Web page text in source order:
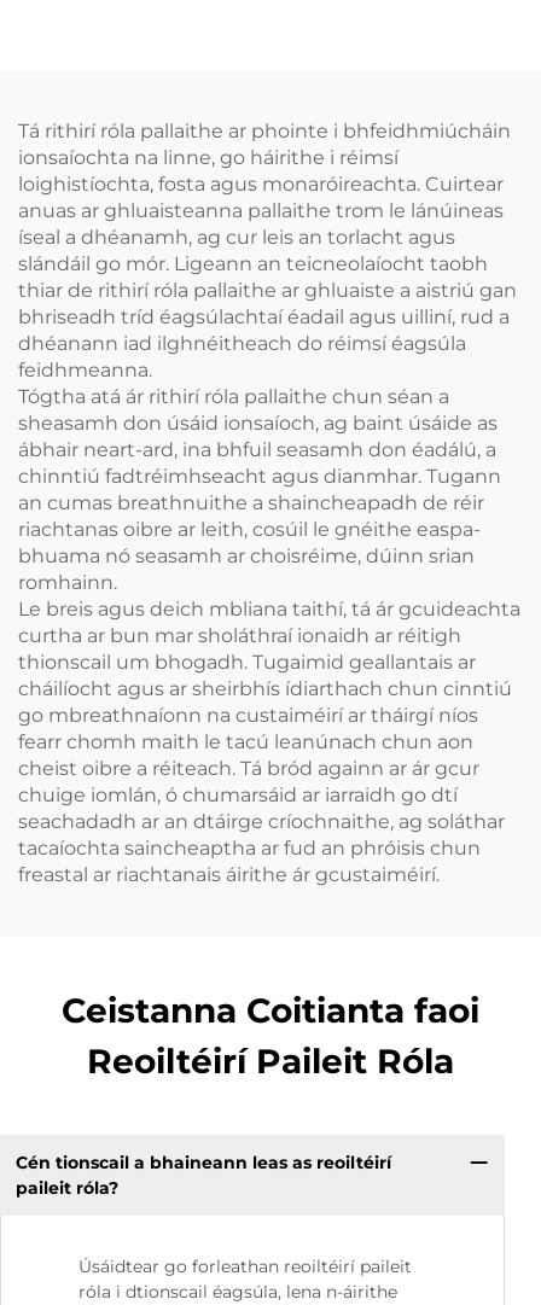
Tá rithirí róla pallaithe ar phointe i bhfeidhmiúcháin
ionsaíochta na linne, go háirithe i réimsí
loighistíochta, fosta agus monaróireachta. Cuirtear
anuas ar ghluaisteanna pallaithe trom le lánúineas
íseal a dhéanamh, ag cur leis an torlacht agus
slándáil go mór. Ligeann an teicneolaíocht taobh
thiar de rithirí róla pallaithe ar ghluaiste a aistriú gan
bhriseadh tríd éagsúlachtaí éadail agus uilliní, rud a
dhéanann iad ilghnéitheach do réimsí éagsúla
feidhmeanna.
Tógtha atá ár rithirí róla pallaithe chun séan a
sheasamh don úsáid ionsaíoch, ag baint úsáide as
ábhair neart-ard, ina bhfuil seasamh don éadálú, a
chinntiú fadtréimhseacht agus dianmhar. Tugann
an cumas breathnuithe a shaincheapadh de réir
riachtanas oibre ar leith, cosúil le gnéithe easpa-
bhuama nó seasamh ar choisréime, dúinn srian
romhainn.
Le breis agus deich mbliana taithí, tá ár gcuideachta
curtha ar bun mar sholáthraí ionaidh ar réitigh
thionscail um bhogadh. Tugaimid geallantais ar
cháilíocht agus ar sheirbhís ídiarthach chun cinntiú
go mbreathnaíonn na custaiméirí ar tháirgí níos
fearr chomh maith le tacú leanúnach chun aon
cheist oibre a réiteach. Tá bród againn ar ár gcur
chuige iomlán, ó chumarsáid ar iarraidh go dtí
seachadadh ar an dtáirge críochnaithe, ag soláthar
tacaíochta saincheaptha ar fud an phróisis chun
freastal ar riachtanais áirithe ár gcustaiméirí.
Ceistanna Coitianta faoi
Reoiltéirí Paileit Róla
Cén tionscail a bhaineann leas as reoiltéirí
paileit róla?
Úsáidtear go forleathan reoiltéirí paileit
róla i dtionscail éagsúla, lena n-áirithe